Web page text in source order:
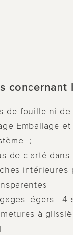
concernant
de fouille ni
Emballage
;
de clarté
intérieures
légers : 4
à